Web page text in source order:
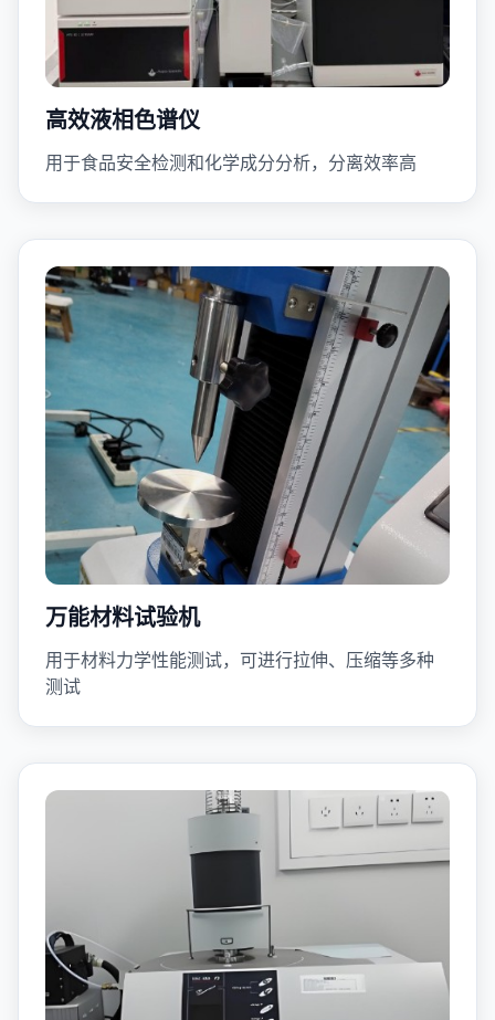
高效液相色谱仪
用于食品安全检测和化学成分分析，分离效率高
万能材料试验机
用于材料力学性能测试，可进行拉伸、压缩等多种
测试